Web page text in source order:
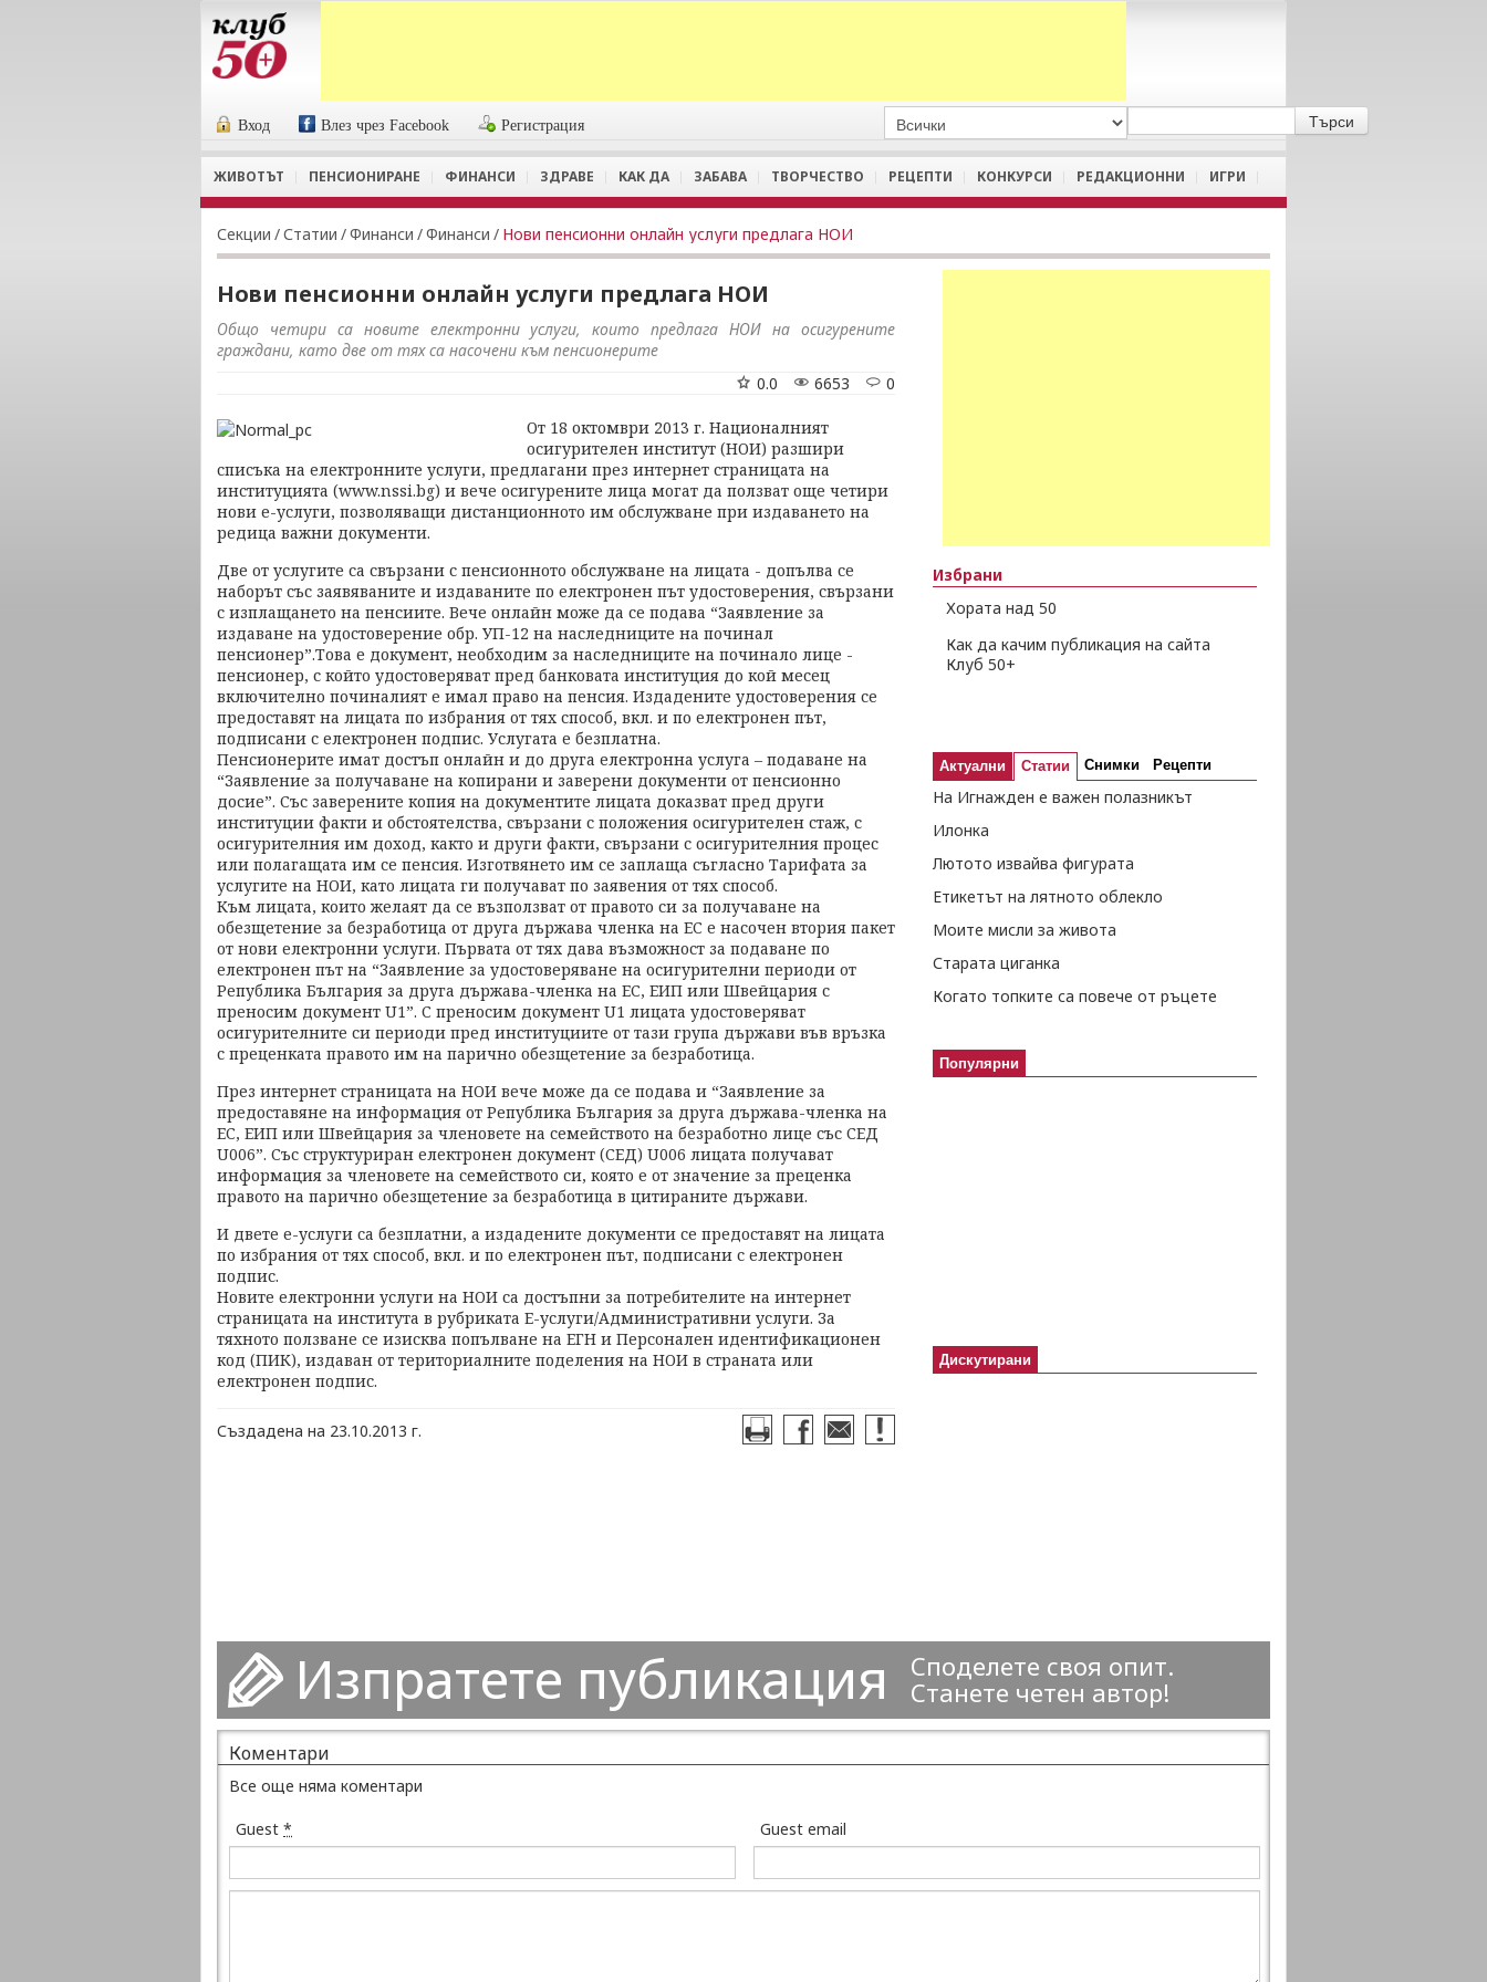
Вход Влез чрез Facebook Регистрация
ЖИВОТЪТ ПЕНСИОНИРАНЕ ФИНАНСИ ЗДРАВЕ КАК ДА ЗАБАВА ТВОРЧЕСТВО РЕЦЕПТИ КОНКУРСИ РЕДАКЦИОННИ ИГРИ
Секции /Статии /Финанси /Финанси / Нови пенсионни онлайн услуги предлага НОИ
Нови пенсионни онлайн услуги предлага НОИ
Общо четири са новите електронни услуги, които предлага НОИ на осигурените
граждани, като две от тях са насочени към пенсионерите
0
6653
0.0
От 18 октомври 2013 г. Националният
осигурителен институт (НОИ) разшири
списъка на електронните услуги, предлагани през интернет страницата на
институцията (www.nssi.bg) и вече осигурените лица могат да ползват още четири
нови е-услуги, позволяващи дистанционното им обслужване при издаването на
редица важни документи.
Две от услугите са свързани с пенсионното обслужване на лицата - допълва се
наборът със заявяваните и издаваните по електронен път удостоверения, свързани
с изплащането на пенсиите. Вече онлайн може да се подава “Заявление за
издаване на удостоверение обр. УП-12 на наследниците на починал
пенсионер”.Това е документ, необходим за наследниците на починало лице -
пенсионер, с който удостоверяват пред банковата институция до кой месец
включително починалият е имал право на пенсия. Издадените удостоверения се
предоставят на лицата по избрания от тях способ, вкл. и по електронен път,
подписани с електронен подпис. Услугата е безплатна.
Пенсионерите имат достъп онлайн и до друга електронна услуга – подаване на
“Заявление за получаване на копирани и заверени документи от пенсионно
досие”. Със заверените копия на документите лицата доказват пред други
институции факти и обстоятелства, свързани с положения осигурителен стаж, с
осигурителния им доход, както и други факти, свързани с осигурителния процес
или полагащата им се пенсия. Изготвянето им се заплаща съгласно Тарифата за
услугите на НОИ, като лицата ги получават по заявения от тях способ.
Към лицата, които желаят да се възползват от правото си за получаване на
обезщетение за безработица от друга държава членка на ЕС е насочен втория пакет
от нови електронни услуги. Първата от тях дава възможност за подаване по
електронен път на “Заявление за удостоверяване на осигурителни периоди от
Република България за друга държава-членка на ЕС, ЕИП или Швейцария с
преносим документ U1”. С преносим документ U1 лицата удостоверяват
осигурителните си периоди пред институциите от тази група държави във връзка
с преценката правото им на парично обезщетение за безработица.
През интернет страницата на НОИ вече може да се подава и “Заявление за
предоставяне на информация от Република България за друга държава-членка на
ЕС, ЕИП или Швейцария за членовете на семейството на безработно лице със СЕД
U006”. Със структуриран електронен документ (СЕД) U006 лицата получават
информация за членовете на семейството си, която е от значение за преценка
правото на парично обезщетение за безработица в цитираните държави.
И двете е-услуги са безплатни, а издадените документи се предоставят на лицата
по избрания от тях способ, вкл. и по електронен път, подписани с електронен
подпис.
Новите електронни услуги на НОИ са достъпни за потребителите на интернет
страницата на института в рубриката Е-услуги/Административни услуги. За
тяхното ползване се изисква попълване на ЕГН и Персонален идентификационен
код (ПИК), издаван от териториалните поделения на НОИ в страната или
електронен подпис.
Създадена на 23.10.2013 г.
Избрани
Хората над 50
Как да качим публикация на сайта
Клуб 50+
Актуални Статии Снимки Рецепти
На Игнажден е важен полазникът
Илонка
Лютото извайва фигурата
Етикетът на лятното облекло
Моите мисли за живота
Старата циганка
Когато топките са повече от ръцете
Популярни
Дискутирани
Изпратете публикация
Споделете своя опит.
Станете четен автор!
Коментари
Все още няма коментари
Guest * Guest email